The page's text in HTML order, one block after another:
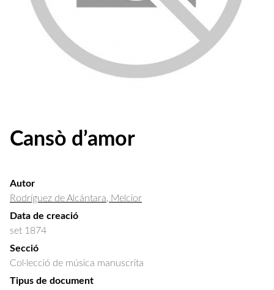
Cansò d’amor
Autor
Rodríguez de Alcántara, Melcior
Data de creació
set 1874
Secció
Col·lecció de música manuscrita
Tipus de document